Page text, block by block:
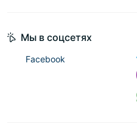
Мы в соцсетях
Facebook